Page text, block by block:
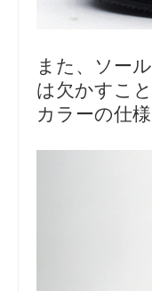
また、ソー
は欠かすこ
カラーの仕